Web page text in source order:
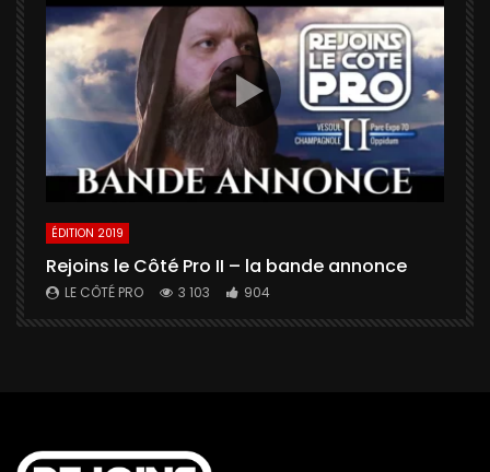
ÉDITION 2019
Rejoins le Côté Pro II – la bande annonce
LE CÔTÉ PRO 3 103 904